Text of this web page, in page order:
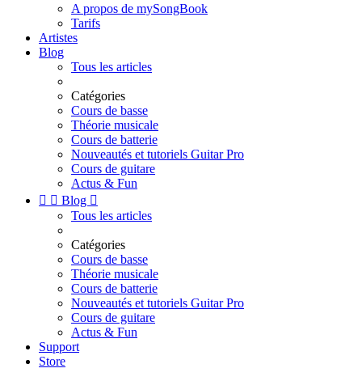
A propos de mySongBook
Tarifs
Artistes
Blog
Tous les articles
Catégories
Cours de basse
Théorie musicale
Cours de batterie
Nouveautés et tutoriels Guitar Pro
Cours de guitare
Actus & Fun
  Blog 
Tous les articles
Catégories
Cours de basse
Théorie musicale
Cours de batterie
Nouveautés et tutoriels Guitar Pro
Cours de guitare
Actus & Fun
Support
Store